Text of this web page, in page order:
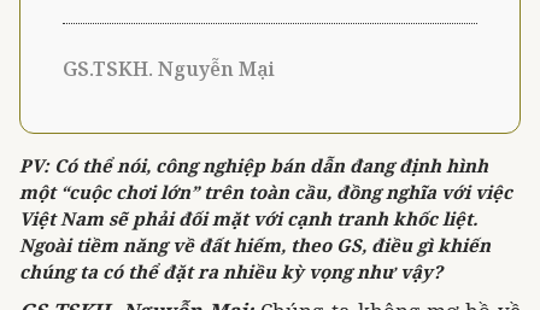
GS.TSKH. Nguyễn Mại
PV: Có thể nói, công nghiệp bán dẫn đang định hình
một “cuộc chơi lớn” trên toàn cầu, đồng nghĩa với việc
Việt Nam sẽ phải đối mặt với cạnh tranh khốc liệt.
Ngoài tiềm năng về đất hiếm, theo GS, điều gì khiến
chúng ta có thể đặt ra nhiều kỳ vọng như vậy?